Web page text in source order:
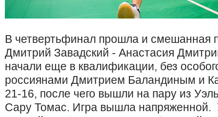
В четвертьфинал прошла и смешанная
Дмитрий Завадский - Анастасия
начали еще в квалификации, без
россиянами Дмитрием Баландиным и
21-16, после чего вышли на пару из
Сару Томас. Игра вышла напряженной.